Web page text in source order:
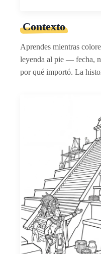
Contexto
Aprendes mientras
leyenda al pie — fecha,
por qué importó. La